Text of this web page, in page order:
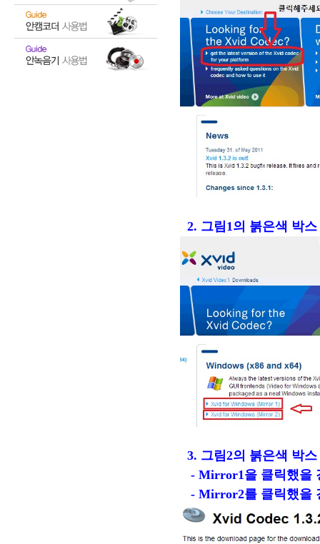
2. 그림1의 붉은색 박
3. 그림2의 붉은색 박
- Mirror1을 클릭했을
- Mirror2를 클릭했을